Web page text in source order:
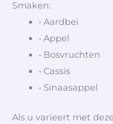
Smaken:
• Aardbei
• Appel
• Bosvruchten
• Cassis
• Sinaasappel
Als u varieert met